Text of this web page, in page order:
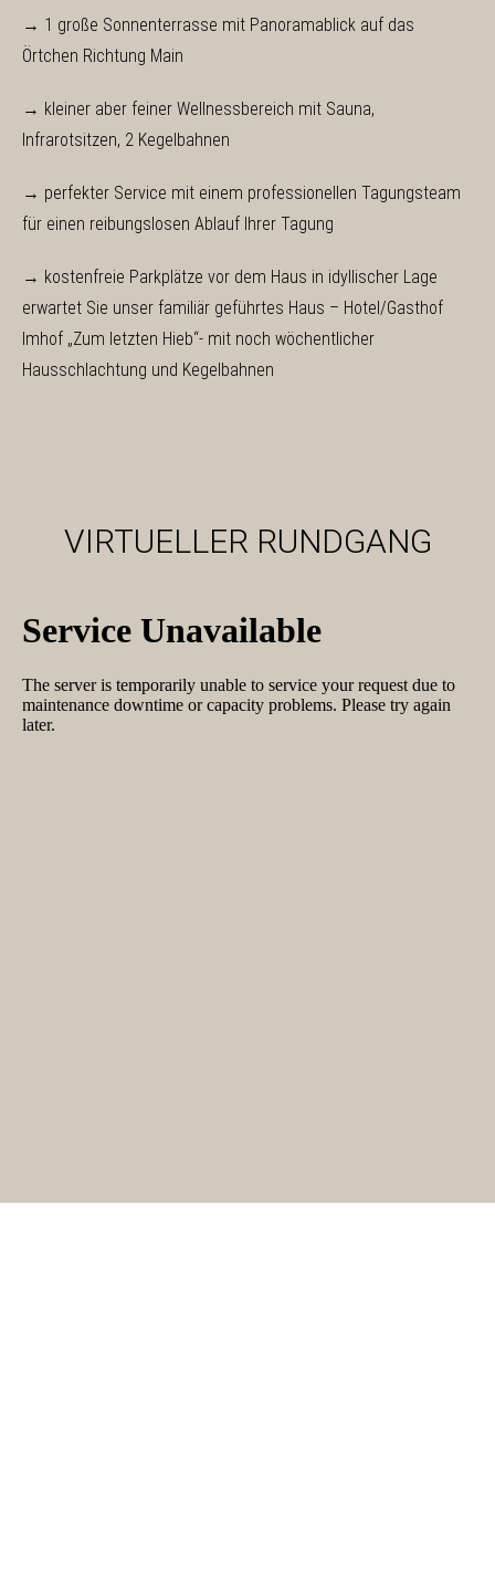
→ 1 große Sonnenterrasse mit Panoramablick auf das
Örtchen Richtung Main
→ kleiner aber feiner Wellnessbereich mit Sauna,
Infrarotsitzen, 2 Kegelbahnen
→ perfekter Service mit einem professionellen Tagungsteam
für einen reibungslosen Ablauf Ihrer Tagung
→ kostenfreie Parkplätze vor dem Haus in idyllischer Lage
erwartet Sie unser familiär geführtes Haus – Hotel/Gasthof
Imhof „Zum letzten Hieb“- mit noch wöchentlicher
Hausschlachtung und Kegelbahnen
VIRTUELLER RUNDGANG